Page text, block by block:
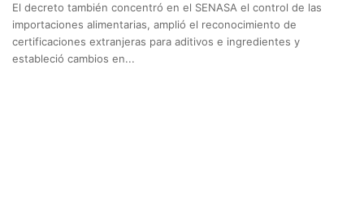
El decreto también concentró en el SENASA el control de las
importaciones alimentarias, amplió el reconocimiento de
certificaciones extranjeras para aditivos e ingredientes y
estableció cambios en...